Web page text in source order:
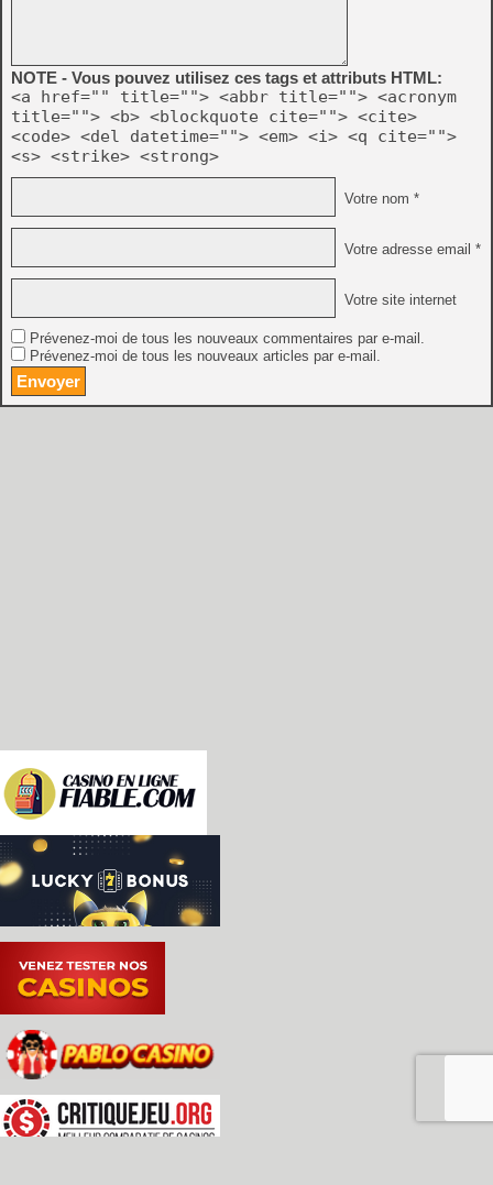
NOTE - Vous pouvez utilisez ces tags et attributs HTML:
<a href="" title=""> <abbr title=""> <acronym
title=""> <b> <blockquote cite=""> <cite>
<code> <del datetime=""> <em> <i> <q cite="">
<s> <strike> <strong>
Votre nom *
Votre adresse email *
Votre site internet
Prévenez-moi de tous les nouveaux commentaires par e-mail.
Prévenez-moi de tous les nouveaux articles par e-mail.